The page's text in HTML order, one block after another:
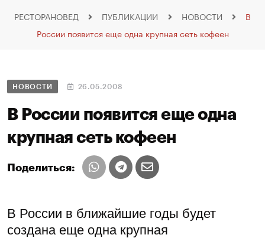
РЕСТОРАНОВЕД ПУБЛИКАЦИИ НОВОСТИ
В
России появится еще одна крупная сеть кофеен
НОВОСТИ 26.05.2008
В России появится еще одна
крупная сеть кофеен
Поделиться:
В России в ближайшие годы будет
создана еще одна крупная